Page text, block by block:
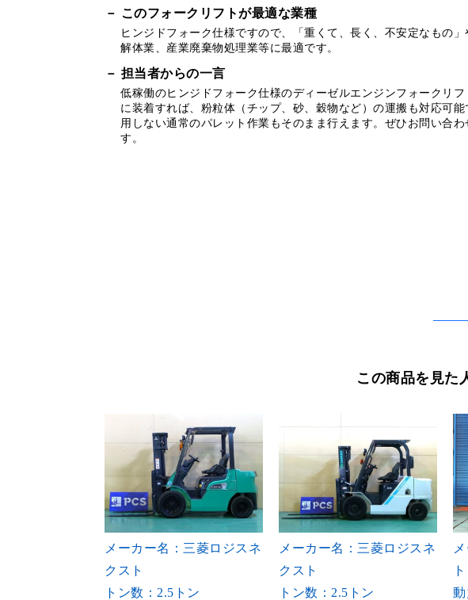
このフォークリフトが最適な業種
ヒンジドフォーク仕様ですので、「重くて、長く、不安定なもの」
解体業、産業廃棄物処理業等に最適です。
担当者からの一言
低稼働のヒンジドフォーク仕様のディーゼルエンジンフォークリ
に装着すれば、粉粒体（チップ、砂、穀物など）の運搬も対応可
用しない通常のパレット作業もそのまま行えます。ぜひお問い合
す。
この商品を見た
メーカー名：三菱ロジスネ
クスト
トン数：2.5トン
メーカー名：三菱ロジスネ
クスト
トン数：2.5トン